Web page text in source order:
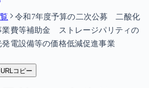
令和7年度予算の二次公募 二酸化
業費等補助金 ストレージパリティの
電設備等の価格低減促進事業
URLコピー